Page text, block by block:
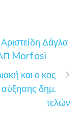
Δάγλα
Morfosi
και ο κος
δημ.
τελών